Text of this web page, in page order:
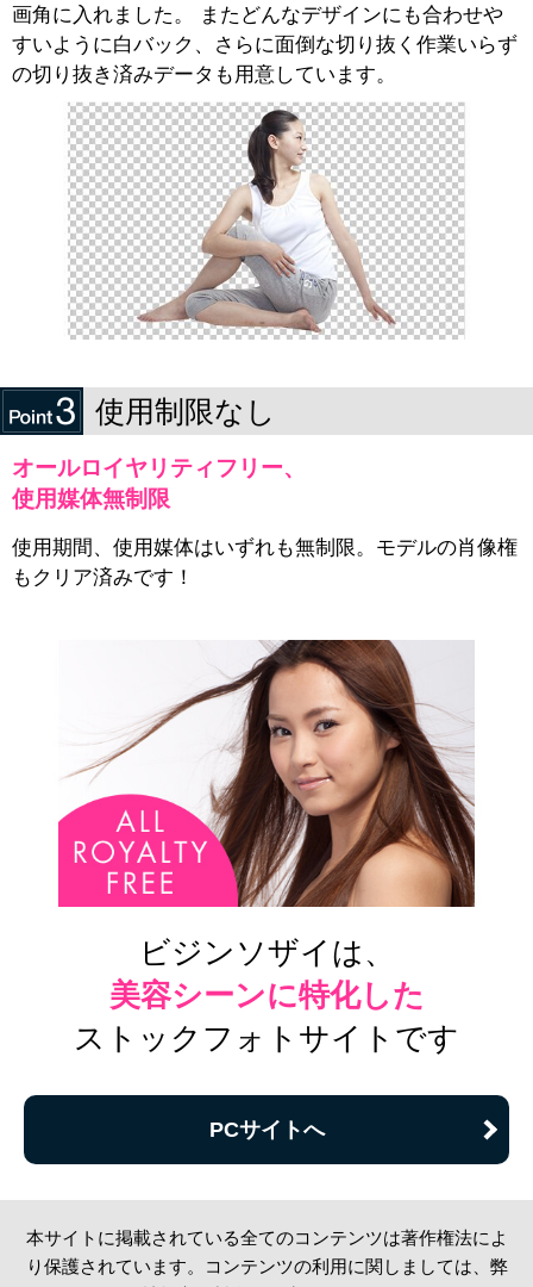
画角に入れました。 またどんなデザインにも合わせや
すいように白バック、さらに面倒な切り抜く作業いらず
の切り抜き済みデータも用意しています。
使用制限なし
オールロイヤリティフリー、
使用媒体無制限
使用期間、使用媒体はいずれも無制限。モデルの肖像権
もクリア済みです！
ビジンソザイは、
美容シーンに特化した
ストックフォトサイトです
PCサイトへ
本サイトに掲載されている全てのコンテンツは著作権法によ
り保護されています。コンテンツの利用に関しましては、弊